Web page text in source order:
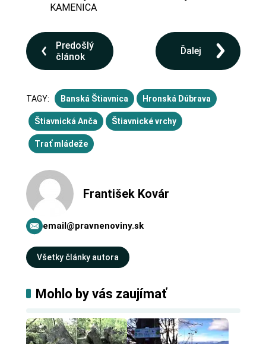
KAMENICA
Predošlý
článok
Ďalej
TAGY: Banská Štiavnica Hronská Dúbrava
Štiavnická Anča Štiavnické vrchy
Trať mládeže
František Kovár
email@pravnenoviny.sk
Všetky články autora
Mohlo by vás zaujímať